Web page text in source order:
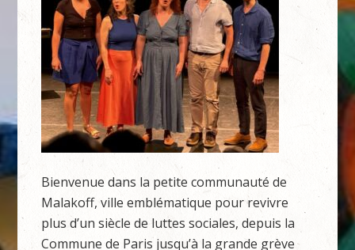
Bienvenue dans la petite communauté de
Malakoff, ville emblématique pour revivre
plus d’un siècle de luttes sociales, depuis la
Commune de Paris jusqu’à la grande grève